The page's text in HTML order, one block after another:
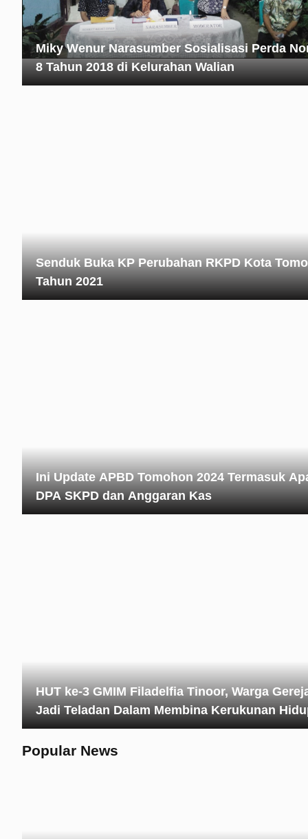
Popular News
Miky Wenur Narasumber Sosialisasi Perda
8 Tahun 2018 di Kelurahan Walian
Senduk Buka KP Perubahan RKPD Kota
Tahun 2021
Ini Update APBD Tomohon 2024 Termasuk
DPA SKPD dan Anggaran Kas
HUT ke-3 GMIM Filadelfia Tinoor, Warga
Jadi Teladan Dalam Membina Kerukunan